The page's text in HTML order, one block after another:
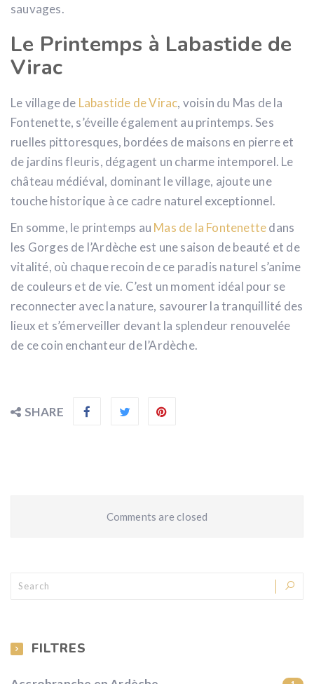
sauvages.
Le Printemps à Labastide de
Virac
Le village de Labastide de Virac, voisin du Mas de la
Fontenette, s’éveille également au printemps. Ses
ruelles pittoresques, bordées de maisons en pierre et
de jardins fleuris, dégagent un charme intemporel. Le
château médiéval, dominant le village, ajoute une
touche historique à ce cadre naturel exceptionnel.
En somme, le printemps au Mas de la Fontenettedans
les Gorges de l’Ardèche est une saison de beauté et de
vitalité, où chaque recoin de ce paradis naturel s’anime
de couleurs et de vie. C’est un moment idéal pour se
reconnecter avec la nature, savourer la tranquillité des
lieux et s’émerveiller devant la splendeur renouvelée
de ce coin enchanteur de l’Ardèche.
SHARE
Comments are closed
FILTRES